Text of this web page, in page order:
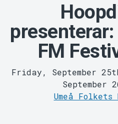
FM
Friday, September
September
Umeå Folkets